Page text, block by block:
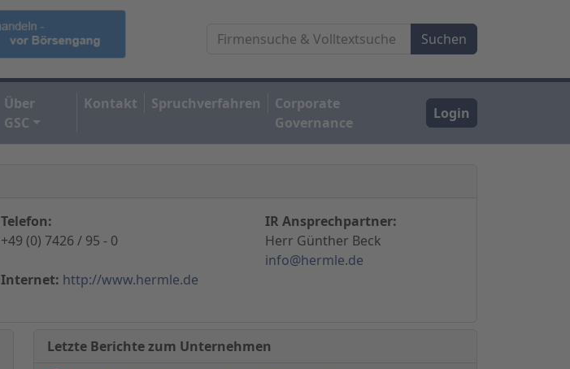
Über
GSC
Kontakt Spruchverfahren
Corporate
Governance
Login
Telefon:
+49 (0) 7426 / 95 - 0
Internet: http://www.hermle.de
IR Ansprechpartner:
Herr Günther Beck
info@hermle.de
Letzte Berichte zum Unternehmen